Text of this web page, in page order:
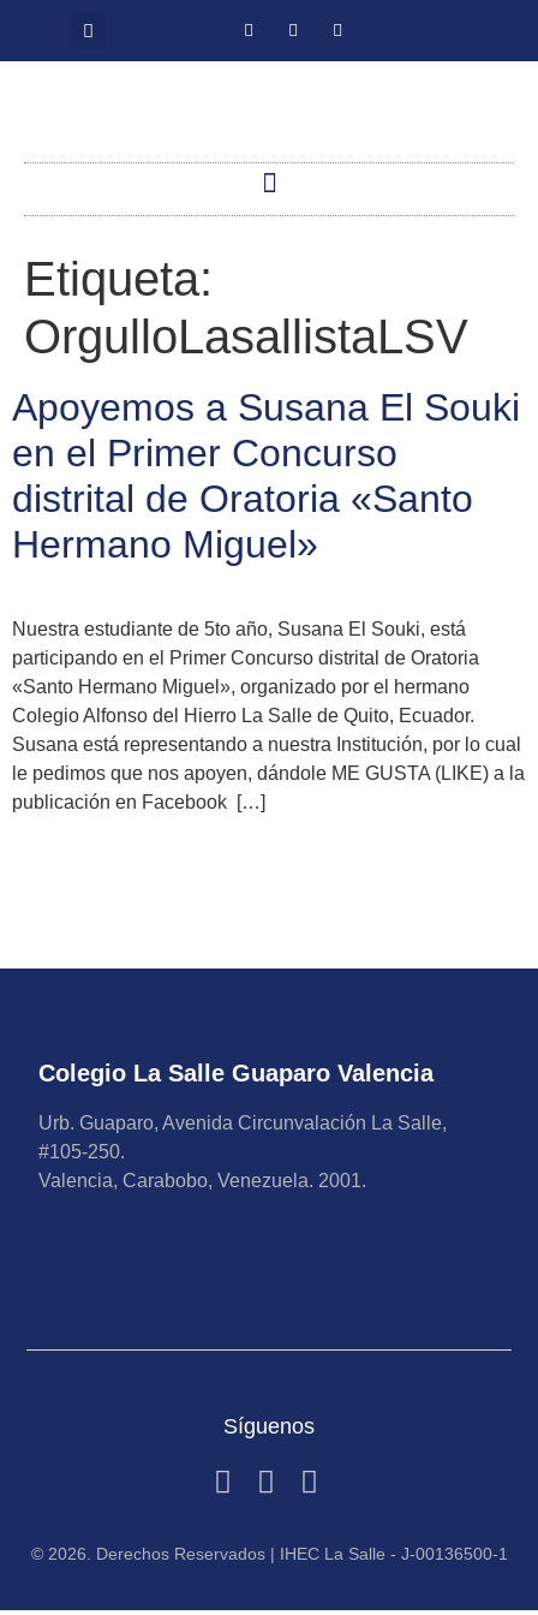
Etiqueta:
OrgulloLasallistaLSV
Apoyemos a Susana El Souki
en el Primer Concurso
distrital de Oratoria «Santo
Hermano Miguel»
Nuestra estudiante de 5to año, Susana El Souki, está
participando en el Primer Concurso distrital de Oratoria
«Santo Hermano Miguel», organizado por el hermano
Colegio Alfonso del Hierro La Salle de Quito, Ecuador.
Susana está representando a nuestra Institución, por lo cual
le pedimos que nos apoyen, dándole ME GUSTA (LIKE) a la
publicación en Facebook […]
Colegio La Salle Guaparo Valencia
Urb. Guaparo, Avenida Circunvalación La Salle,
#105-250.
Valencia, Carabobo, Venezuela. 2001.
Síguenos
© 2026. Derechos Reservados | IHEC La Salle - J-00136500-1